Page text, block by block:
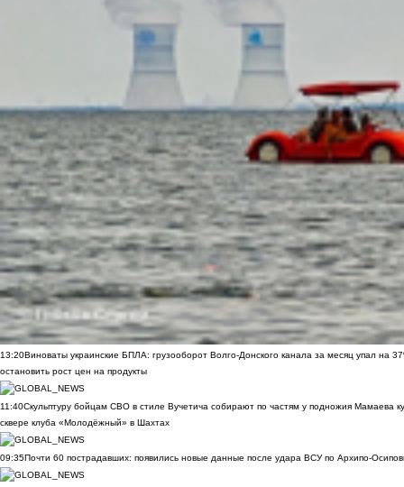
13:20Виноваты украинские БПЛА: грузооборот Волго-Донского канала за месяц упал на
остановить рост цен на продукты
11:40Скульптуру бойцам СВО в стиле Вучетича собирают по частям у подножия Мамаева
сквере клуба «Молодёжный» в Шахтах
09:35Почти 60 пострадавших: появились новые данные после удара ВСУ по Архипо-